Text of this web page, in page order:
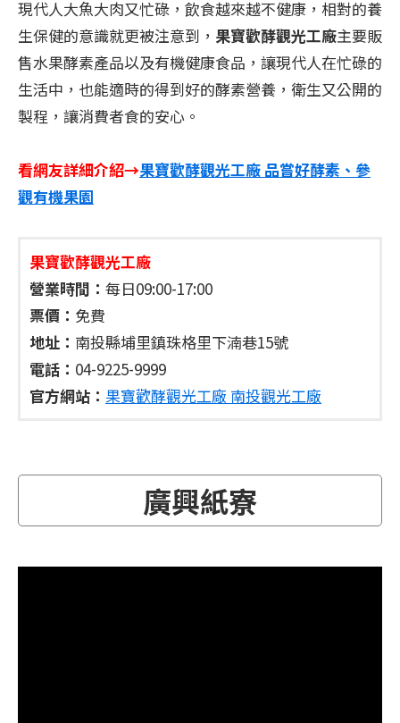
現代人大魚大肉又忙碌，飲食越來越不健康，相對的養
生保健的意識就更被注意到， 果寶歡酵觀光工廠主要販
售水果酵素產品以及有機健康食品，讓現代人在忙碌的
生活中，也能適時的得到好的酵素營養，衛生又公開的
製程，讓消費者食的安心。
看網友詳細介紹→果寶歡酵觀光工廠 品嘗好酵素、參
觀有機果園
果寶歡酵觀光工廠
營業時間： 每日09:00-17:00
票價： 免費
地址： 南投縣埔里鎮珠格里下湳巷15號
電話： 04-9225-9999
官方網站： 果寶歡酵觀光工廠 南投觀光工廠
廣興紙寮